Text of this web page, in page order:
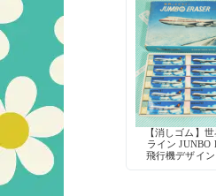
【消しゴム】
ライン JUNBO
飛行機デザイ